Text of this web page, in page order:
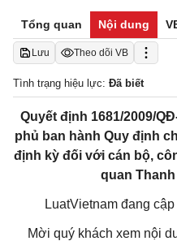
Tổng quan Nội dung
Lưu Theo dõi VB
Tình trạng hiệu lực: Đã biết
Quyết định 1681/2009/
phủ ban hành Quy định
định kỳ đối với cán bộ,
quan
LuatVietnam đang
Mời quý khách xem nội